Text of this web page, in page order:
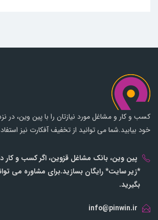
کسب و کار و مشاغل مورد نیازتان را با پین وین، در
خود بیابید.شما می توانید از تخفیف آفکارت نیز
پین وین، بانک مشاغل قزوین، اگر کسب و کار
*زیر سایت* رایگان بسازید.برای مشاوره می
بگیرید.
info@pinwin.ir